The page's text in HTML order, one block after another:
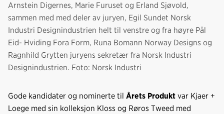
Arnstein Digernes, Marie Furuset og Erland Sjøvold,
sammen med med deler av juryen, Egil Sundet Norsk
Industri Designindustrien helt til venstre og fra høyre Pål
Eid- Hviding Fora Form, Runa Bomann Norway Designs og
Ragnhild Grytten juryens sekretær fra Norsk Industri
Designindustrien. Foto: Norsk Industri
Gode kandidater og nominerte til Årets Produkt var Kjaer +
Loege med sin kolleksjon Kloss og Røros Tweed med